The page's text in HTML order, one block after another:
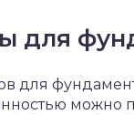
для
для
можно